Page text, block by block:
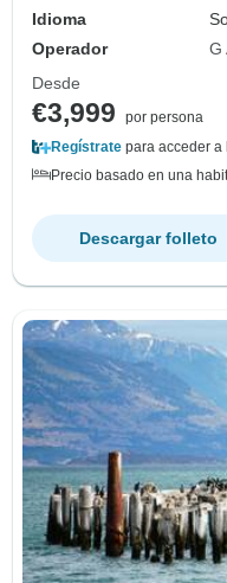
Idioma
Operador
G
Desde
€3,999
por persona
Regístrate para acceder a
Precio basado en una
Descargar folleto